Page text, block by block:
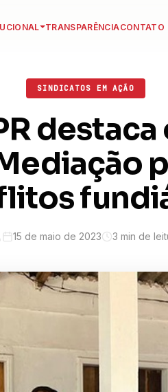
TRANSPARÊNCIACONTATO
SINDICATOS EM AÇÃO
destaca
15 de maio de 2023 3 min de